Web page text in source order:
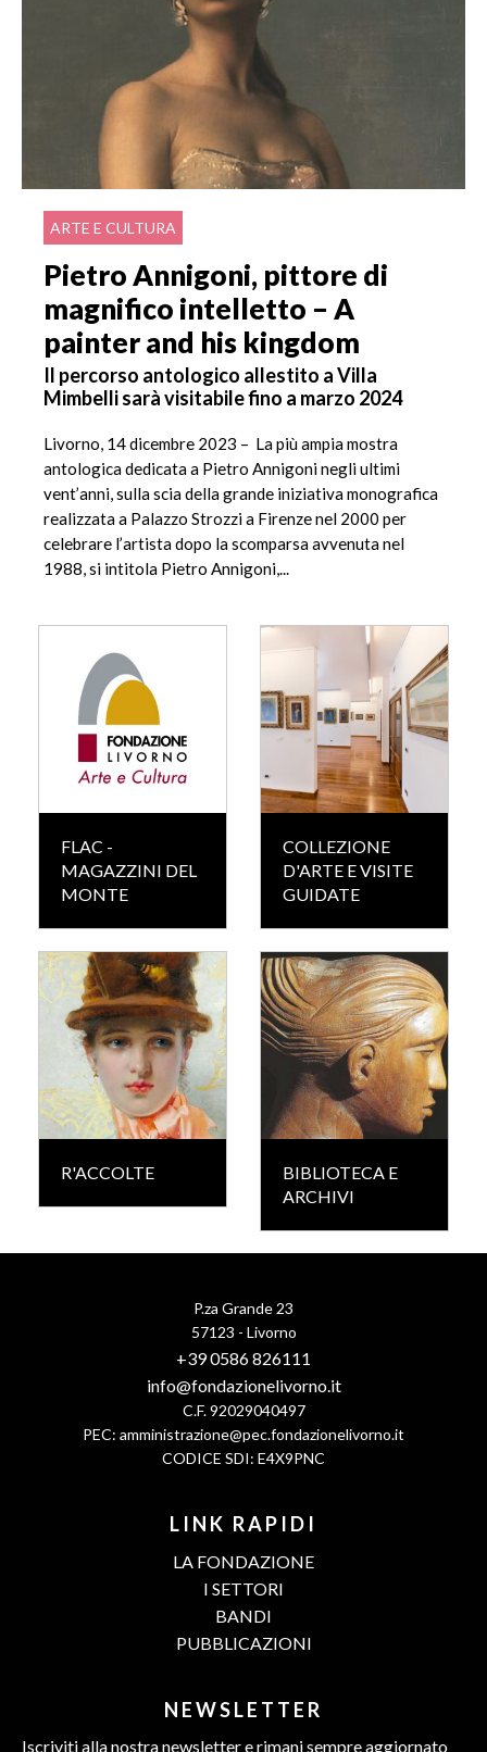
ARTE E CULTURA
Pietro Annigoni, pittore di
magnifico intelletto – A
painter and his kingdom
Il percorso antologico allestito a Villa
Mimbelli sarà visitabile fino a marzo 2024
Livorno, 14 dicembre 2023 – La più ampia mostra
antologica dedicata a Pietro Annigoni negli ultimi
vent’anni, sulla scia della grande iniziativa monografica
realizzata a Palazzo Strozzi a Firenze nel 2000 per
celebrare l’artista dopo la scomparsa avvenuta nel
1988, si intitola Pietro Annigoni,...
FLAC -
MAGAZZINI DEL
MONTE
COLLEZIONE
D'ARTE E VISITE
GUIDATE
R'ACCOLTE
BIBLIOTECA E
ARCHIVI
P.za Grande 23
57123 - Livorno
+39 0586 826111
info@fondazionelivorno.it
C.F. 92029040497
PEC: amministrazione@pec.fondazionelivorno.it
CODICE SDI: E4X9PNC
LINK RAPIDI
LA FONDAZIONE
I SETTORI
BANDI
PUBBLICAZIONI
NEWSLETTER
Iscriviti alla nostra newsletter e rimani sempre aggiornato